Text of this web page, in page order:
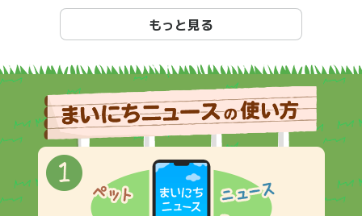
もっと見る